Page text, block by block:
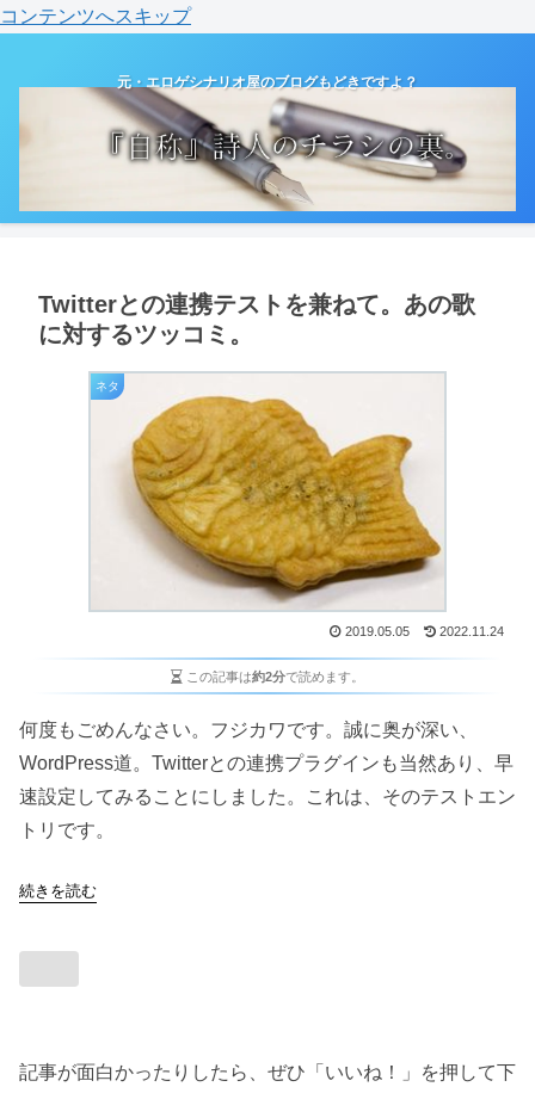
コンテンツへスキップ
元・エロゲシナリオ屋のブログもどきですよ？
Twitterとの連携テストを兼ねて。あの歌
に対するツッコミ。
ネタ
2019.05.05 2022.11.24
この記事は約2分で読めます。
何度もごめんなさい。フジカワです。誠に奥が深い、
WordPress道。Twitterとの連携プラグインも当然あり、早
速設定してみることにしました。これは、そのテストエン
トリです。
続きを読む
記事が面白かったりしたら、ぜひ「いいね！」を押して下